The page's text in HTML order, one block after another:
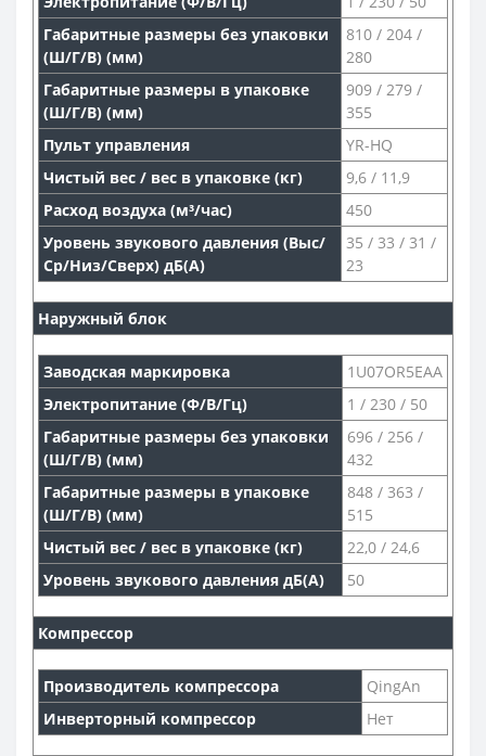
Габаритные размеры без упаковки
(Ш/Г/В) (мм)
810 / 204 /
280
Габаритные размеры в упаковке
(Ш/Г/В) (мм)
909 / 279 /
355
Пульт управления
YR-HQ
Чистый вес / вес в упаковке (кг)
9,6 / 11,9
Расход воздуха (м³/час)
450
Уровень звукового давления (Выс/
Ср/Низ/Сверх) дБ(А)
35 / 33 / 31 /
23
Наружный блок
Заводская маркировка
1U07OR5EAA
Электропитание (Ф/В/Гц)
1 / 230 / 50
Габаритные размеры без упаковки
(Ш/Г/В) (мм)
696 / 256 /
432
Габаритные размеры в упаковке
(Ш/Г/В) (мм)
848 / 363 /
515
Чистый вес / вес в упаковке (кг)
22,0 / 24,6
Уровень звукового давления дБ(А)
50
Компрессор
Производитель компрессора
QingAn
Инверторный компрессор
Нет